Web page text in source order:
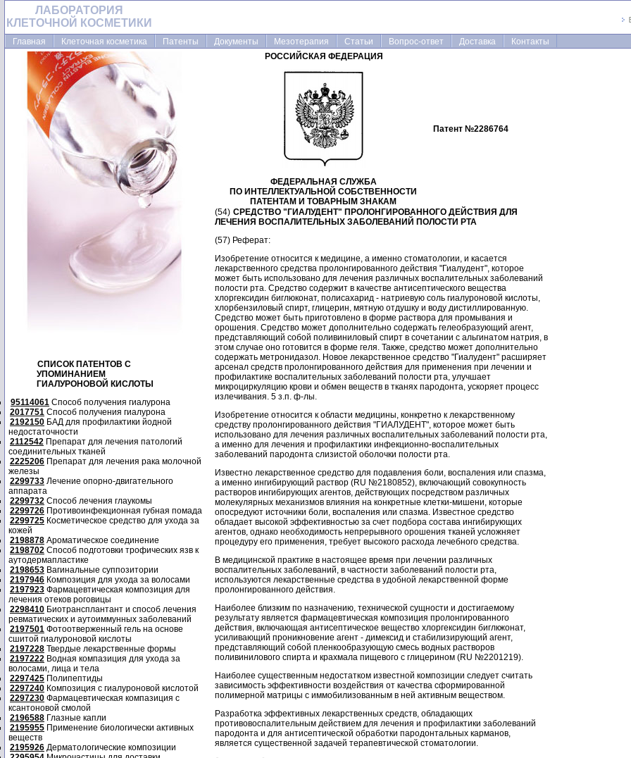
ЛАБОРАТОРИЯ
КЛЕТОЧНОЙ КОСМЕТИКИ
Главная Клеточная косметика Патенты Документы Мезотерапия Статьи Вопрос-ответ Доставка Контакты
СПИСОК ПАТЕНТОВ С
УПОМИНАНИЕМ
ГИАЛУРОНОВОЙ КИСЛОТЫ
95114061 Способ получения гиалурона
2017751 Способ получения гиалурона
2192150 БАД для профилактики йодной
недостаточности
2112542 Препарат для лечения патологий
соединительных тканей
2225206 Препарат для лечения рака молочной
железы
2299733 Лечение опорно-двигательного
аппарата
2299732 Способ лечения глаукомы
2299726 Противоинфекционная губная помада
2299725 Косметическое средство для ухода за
кожей
2198878 Ароматическое соединение
2198702 Способ подготовки трофических язв к
аутодермапластике
2198653 Вагинальные суппозитории
2197946 Композиция для ухода за волосами
2197923 Фармацевтическая композиция для
лечения отеков роговицы
2298410 Биотрансплантант и способ лечения
ревматических и аутоиммунных заболеваний
2197501 Фотоотверженный гель на основе
сшитой гиалуроновой кислоты
2197228 Твердые лекарственные формы
2197222 Водная компазиция для ухода за
волосами, лица и тела
2297425 Полипептиды
2297240 Композиция с гиалуроновой кислотой
2297230 Фармацевтическая компазиция с
ксантоновой смолой
2196588 Глазные капли
2195955 Применение биологически активных
веществ
2195926 Дерматологические композиции
РОССИЙСКАЯ ФЕДЕРАЦИЯ
ФЕДЕРАЛЬНАЯ СЛУЖБА
ПО ИНТЕЛЛЕКТУАЛЬНОЙ СОБСТВЕННОСТИ
ПАТЕНТАМ И ТОВАРНЫМ ЗНАКАМ
Патент №2286764
(54) СРЕДСТВО "ГИАЛУДЕНТ" ПРОЛОНГИРОВАННОГО ДЕЙСТВИЯ ДЛЯ
ЛЕЧЕНИЯ ВОСПАЛИТЕЛЬНЫХ ЗАБОЛЕВАНИЙ ПОЛОСТИ РТА
(57) Реферат:
Изобретение относится к медицине, а именно стоматологии, и касается
лекарственного средства пролонгированного действия "Гиалудент", которое
может быть использовано для лечения различных воспалительных заболеваний
полости рта. Средство содержит в качестве антисептического вещества
хлоргексидин биглюконат, полисахарид - натриевую соль гиалуроновой кислоты,
хлорбензиловый спирт, глицерин, мятную отдушку и воду дистиллированную.
Средство может быть приготовлено в форме раствора для промывания и
орошения. Средство может дополнительно содержать гелеобразующий агент,
представляющий собой поливиниловый спирт в сочетании с альгинатом натрия, в
этом случае оно готовится в форме геля. Также, средство может дополнительно
содержать метронидазол. Новое лекарственное средство "Гиалудент" расширяет
арсенал средств пролонгированного действия для применения при лечении и
профилактике воспалительных заболеваний полости рта, улучшает
микроциркуляцию крови и обмен веществ в тканях пародонта, ускоряет процесс
излечивания. 5 з.п. ф-лы.
Изобретение относится к области медицины, конкретно к лекарственному
средству пролонгированного действия "ГИАЛУДЕНТ", которое может быть
использовано для лечения различных воспалительных заболеваний полости рта,
а именно для лечения и профилактики инфекционно-воспалительных
заболеваний пародонта слизистой оболочки полости рта.
Известно лекарственное средство для подавления боли, воспаления или спазма,
а именно ингибирующий раствор (RU №2180852), включающий совокупность
растворов ингибирующих агентов, действующих посредством различных
молекулярных механизмов влияния на конкретные клетки-мишени, которые
опосредуют источники боли, воспаления или спазма. Известное средство
обладает высокой эффективностью за счет подбора состава ингибирующих
агентов, однако необходимость непрерывного орошения тканей усложняет
процедуру его применения, требует высокого расхода лечебного средства.
В медицинской практике в настоящее время при лечении различных
воспалительных заболеваний, в частности заболеваний полости рта,
используются лекарственные средства в удобной лекарственной форме
пролонгированного действия.
Наиболее близким по назначению, технической сущности и достигаемому
результату является фармацевтическая композиция пролонгированного
действия, включающая антисептическое вещество хлоргексидин биглкжонат,
усиливающий проникновение агент - димексид и стабилизирующий агент,
представляющий собой пленкообразующую смесь водных растворов
поливинилового спирта и крахмала пищевого с глицерином (RU №2201219).
Наиболее существенным недостатком известной композиции следует считать
зависимость эффективности воздействия от качества сформированной
полимерной матрицы с иммобилизованным в ней активным веществом.
Разработка эффективных лекарственных средств, обладающих
противовоспалительным действием для лечения и профилактики заболеваний
пародонта и для антисептической обработки пародонтальных карманов,
является существенной задачей терапевтической стоматологии.